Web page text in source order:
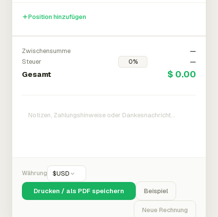
Position hinzufügen
Zwischensumme
—
Steuer
—
Gesamt $ 0.00
Währung $USD
Drucken / als PDF speichern Beispiel
Neue Rechnung